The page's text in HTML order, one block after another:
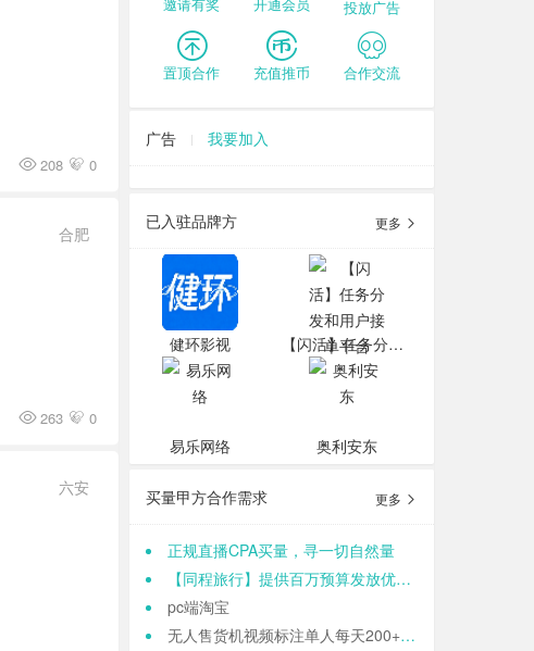
208 0
合肥
263 0
六安
投放广告
置顶合作 充值推币 合作交流
广告 我要加入
已入驻品牌方 更多
健环影视 【闪活】任务分发和用户接单平台
易乐网络 奥利安东
买量甲方合作需求 更多
正规直播CPA买量，寻一切自然量
【同程旅行】提供百万预算发放优惠券，寻cps流量渠道
pc端淘宝
无人售货机视频标注单人每天200+适合各种人群 结算:日结